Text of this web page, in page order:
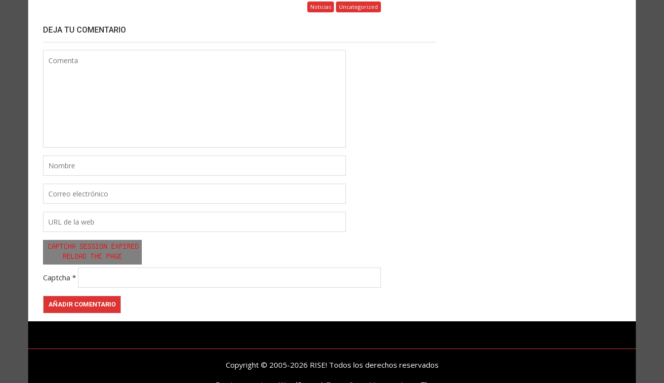
Noticias Uncategorized
DEJA TU COMENTARIO
Captcha *
Copyright © 2005-2026 RISE! Todos los derechos reservados